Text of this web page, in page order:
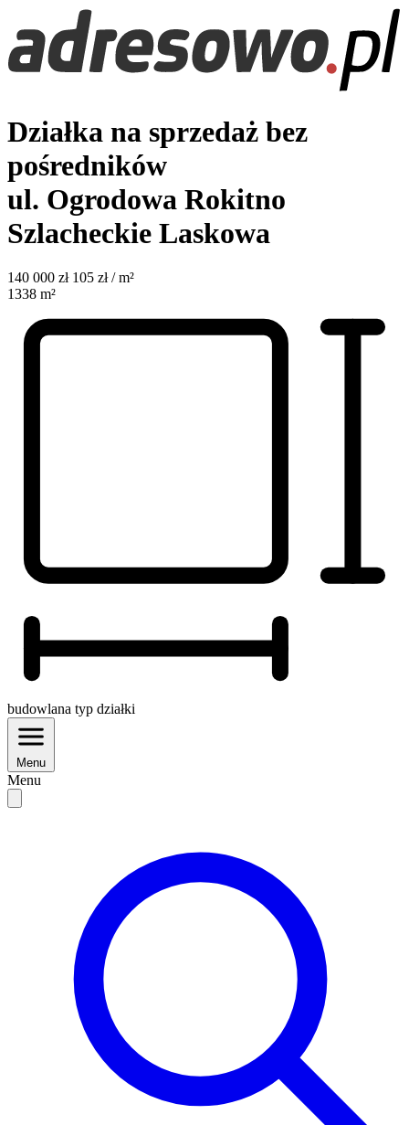
Działka na sprzedaż bez
pośredników
ul. Ogrodowa Rokitno
Szlacheckie Laskowa
140 000 zł 105 zł / m²
1338 m²
budowlana typ działki
Menu
Menu